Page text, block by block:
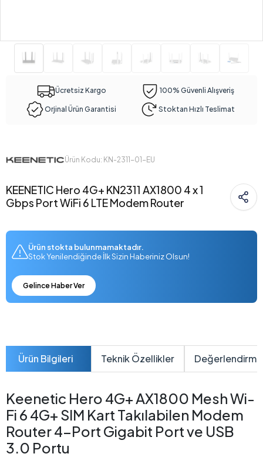
Ücretsiz Kargo 100% Güvenli Alışveriş
Orjinal Ürün Garantisi Stoktan Hızlı Teslimat
Ürün Kodu: KN-2311-01-EU
KEENETIC Hero 4G+ KN2311 AX1800 4 x 1
Gbps Port WiFi 6 LTE Modem Router
Ürün stokta bulunmamaktadır.
Stok Yenilendiğinde İlk Sizin Haberiniz Olsun!
Gelince Haber Ver
Ürün Bilgileri Teknik Özellikler
Keenetic Hero 4G+ AX1800 Mesh Wi-
Fi 6 4G+ SIM Kart Takılabilen Modem
Router 4-Port Gigabit Port ve USB
3.0 Portu